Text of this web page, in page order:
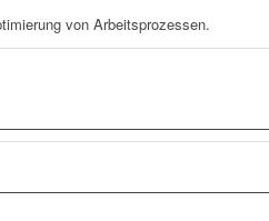
von Arbeitsprozessen.